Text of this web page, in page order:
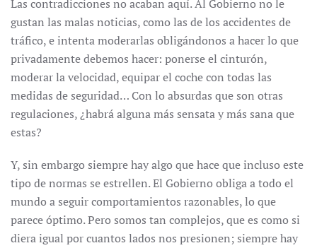
Las contradicciones no acaban aquí. Al Gobierno no le
gustan las malas noticias, como las de los accidentes de
tráfico, e intenta moderarlas obligándonos a hacer lo que
privadamente debemos hacer: ponerse el cinturón,
moderar la velocidad, equipar el coche con todas las
medidas de seguridad… Con lo absurdas que son otras
regulaciones, ¿habrá alguna más sensata y más sana que
estas?
Y, sin embargo siempre hay algo que hace que incluso este
tipo de normas se estrellen. El Gobierno obliga a todo el
mundo a seguir comportamientos razonables, lo que
parece óptimo. Pero somos tan complejos, que es como si
diera igual por cuantos lados nos presionen; siempre hay